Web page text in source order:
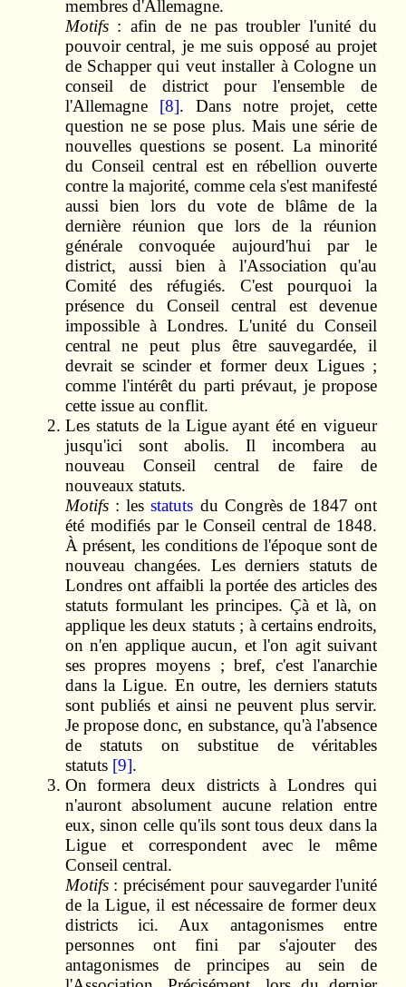
membres d'Allemagne.
Motifs: afin de ne pas troubler l'unité du
pouvoir central, je me suis opposé au projet
de Schapper qui veut installer à Cologne un
conseil de district pour l'ensemble de
l'Allemagne [8]. Dans notre projet, cette
question ne se pose plus. Mais une série de
nouvelles questions se posent. La minorité
du Conseil central est en rébellion ouverte
contre la majorité, comme cela s'est manifesté
aussi bien lors du vote de blâme de la
dernière réunion que lors de la réunion
générale convoquée aujourd'hui par le
district, aussi bien à l'Association qu'au
Comité des réfugiés. C'est pourquoi la
présence du Conseil central est devenue
impossible à Londres. L'unité du Conseil
central ne peut plus être sauvegardée, il
devrait se scinder et former deux Ligues ;
comme l'intérêt du parti prévaut, je propose
cette issue au conflit.
Les statuts de la Ligue ayant été en vigueur
jusqu'ici sont abolis. Il incombera au
nouveau Conseil central de faire de
nouveaux statuts.
Motifs: lesstatuts du Congrès de 1847 ont
été modifiés par le Conseil central de 1848.
À présent, les conditions de l'époque sont de
nouveau changées. Les derniers statuts de
Londres ont affaibli la portée des articles des
statuts formulant les principes. Çà et là, on
applique les deux statuts ; à certains endroits,
on n'en applique aucun, et l'on agit suivant
ses propres moyens ; bref, c'est l'anarchie
dans la Ligue. En outre, les derniers statuts
sont publiés et ainsi ne peuvent plus servir.
Je propose donc, en substance, qu'à l'absence
de statuts on substitue de véritables
statuts [9].
On formera deux districts à Londres qui
n'auront absolument aucune relation entre
eux, sinon celle qu'ils sont tous deux dans la
Ligue et correspondent avec le même
Conseil central.
Motifs: précisément pour sauvegarder l'unité
de la Ligue, il est nécessaire de former deux
districts ici. Aux antagonismes entre
personnes ont fini par s'ajouter des
antagonismes de principes au sein de